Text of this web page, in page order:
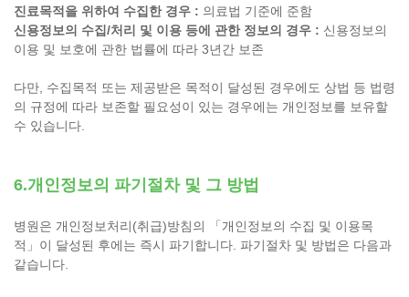
진료목적을 위하여 수집한 경우 : 의료법 기준에 준함
신용정보의 수집/처리 및 이용 등에 관한 정보의 경우 : 신용정보의
이용 및 보호에 관한 법률에 따라 3년간 보존
다만, 수집목적 또는 제공받은 목적이 달성된 경우에도 상법 등 법령
의 규정에 따라 보존할 필요성이 있는 경우에는 개인정보를 보유할
수 있습니다.
6.개인정보의 파기절차 및 그 방법
병원은 개인정보처리(취급)방침의 「개인정보의 수집 및 이용목
적」이 달성된 후에는 즉시 파기합니다. 파기절차 및 방법은 다음과
같습니다.